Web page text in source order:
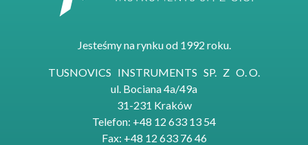
Jesteśmy na rynku od 1992 roku.
TUSNOVICS INSTRUMENTS SP. Z O. O.
ul. Bociana 4a/49a
31-231 Kraków
Telefon: +48 12 633 13 54
Fax: +48 12 633 76 46